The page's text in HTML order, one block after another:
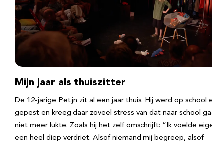
Mijn jaar als thuiszitter
De 12-jarige Petijn zit al een jaar thuis. Hij werd op school
gepest en kreeg daar zoveel stress van dat naar school
niet meer lukte. Zoals hij het zelf omschrijft: “Ik voelde
een heel diep verdriet. Alsof niemand mij begreep, alsof